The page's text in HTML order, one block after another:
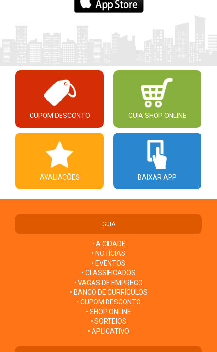
CUPOM DESCONTO GUIA SHOP ONLINE
AVALIAÇÕES BAIXAR APP
GUIA
• A CIDADE
• NOTÍCIAS
• EVENTOS
• CLASSIFICADOS
• VAGAS DE EMPREGO
• BANCO DE CURRÍCULOS
• CUPOM DESCONTO
• SHOP ONLINE
• SORTEIOS
• APLICATIVO